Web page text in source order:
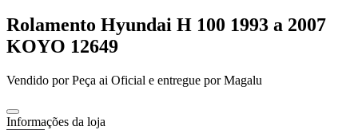
Rolamento Hyundai H 100 1993 a 2007
KOYO 12649
Vendido porPeça ai Oficial e entregue por Magalu
Informações da loja